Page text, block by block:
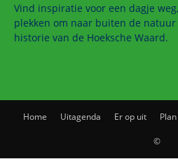
Vind inspiratie voor een dagje
plekken om naar buiten de
historie van de Hoeksche Waard.
Home Uitagenda Er op uit Plan
©